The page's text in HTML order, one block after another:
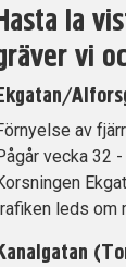
la
vi
av
vecka 32
leds om